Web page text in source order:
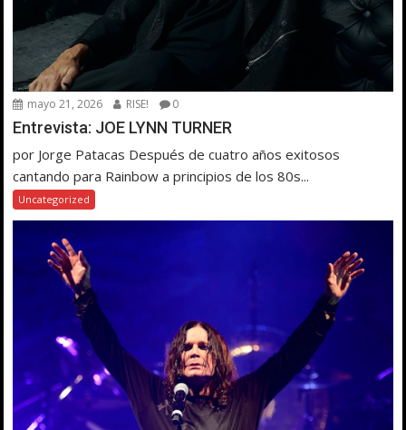
mayo 21, 2026 RISE! 0
Entrevista: JOE LYNN TURNER
por Jorge Patacas Después de cuatro años exitosos
cantando para Rainbow a principios de los 80s...
Uncategorized